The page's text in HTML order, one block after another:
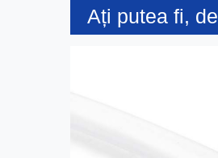
Ați putea fi,